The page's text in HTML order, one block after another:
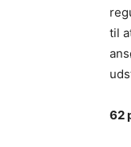
til
62